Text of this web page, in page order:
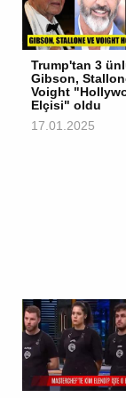
Trump'tan 3
Gibson,
Voight
Elçisi" oldu
17.01.2025